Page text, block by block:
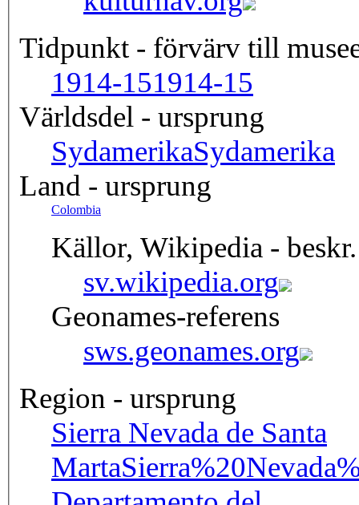
Tidpunkt - förvärv till
1914-151914-15
Världsdel - ursprung
SydamerikaSydamerika
Land - ursprung
Colombia
Källor, Wikipedia -
sv.wikipedia.org
Geonames-referens
sws.geonames.org
Region - ursprung
Sierra Nevada de Santa
Marta